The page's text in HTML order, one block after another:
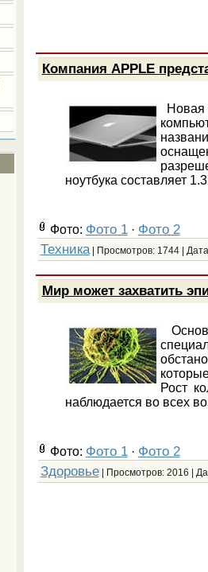
Компания APPLE
Новая
ноутбука составляет
Фото: Фото 1· Фото 2
Техника| Просмотров: 1744 |
Мир может захватить
Рост
наблюдается во всех
Фото: Фото 1· Фото 2
Здоровье| Просмотров: 2016 |